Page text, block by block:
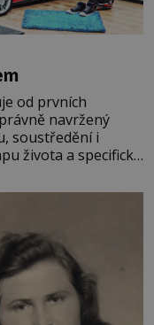
od prvních
navržený
soustředění i
života a specifické
měl působit
věk je